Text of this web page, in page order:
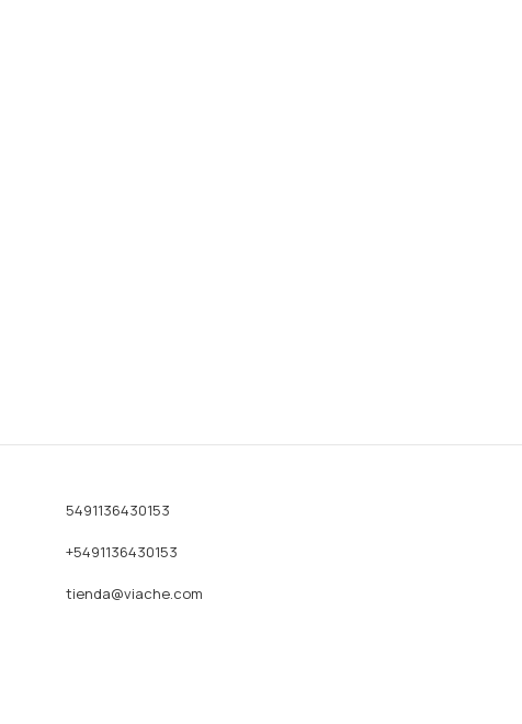
5491136430153
+5491136430153
tienda@viache.com